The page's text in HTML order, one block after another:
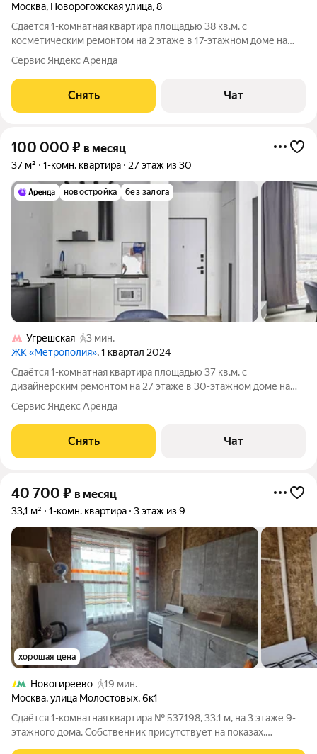
Москва, Новорогожская улица,8
Сдаётся 1-комнатная квартира площадью 38 кв.м. с
косметическим ремонтом на 2 этаже в 17-этажном доме на
срок от 11 месяцев. Из техники есть: Телевизор Духовой шкаф
Стиральная машина Сушильная машина Холодильник
Посудомоечная машина Кондиционер
Сервис Яндекс Аренда
Снять Чат
100 000 ₽ в месяц
37 м² 1-комн. квартира 27 этаж из 30
новостройка без залога
Угрешская
3 мин.
ЖК «Метрополия», 1 квартал 2024
Сдаётся 1-комнатная квартира площадью 37 кв.м. с
дизайнерским ремонтом на 27 этаже в 30-этажном доме на
срок от 11 месяцев. Из техники есть: Телевизор Стиральная
машина Холодильник Посудомоечная машина Кондиционер
Бойлер Микроволновка Пылесос
Сервис Яндекс Аренда
Снять Чат
40 700 ₽ в месяц
33,1 м² 1-комн. квартира 3 этаж из 9
хорошая цена
Новогиреево
19 мин.
Москва,улица Молостовых,6к1
Сдаётся 1-комнатная квартира № 537198, 33.1 м, на 3 этаже 9-
этажного дома. Собственник присутствует на показах.